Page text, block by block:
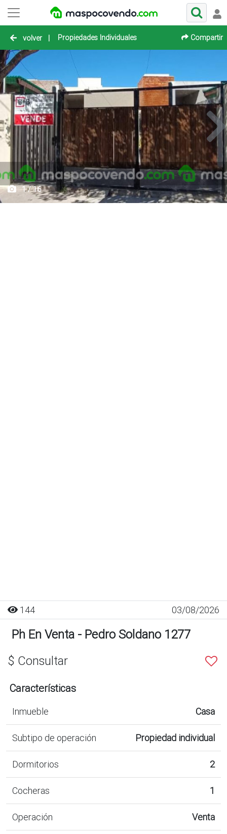
volver | Propiedades Individuales Compartir
1 / 16
144 03/08/2026
Ph En Venta - Pedro Soldano 1277
$ Consultar
Características
Inmueble Casa
Subtipo de operación Propiedad individual
Dormitorios 2
Cocheras 1
Operación Venta